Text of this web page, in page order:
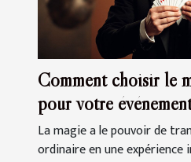
Comment choisir le
pour votre
La magie a le pouvoir de
ordinaire en une expérience